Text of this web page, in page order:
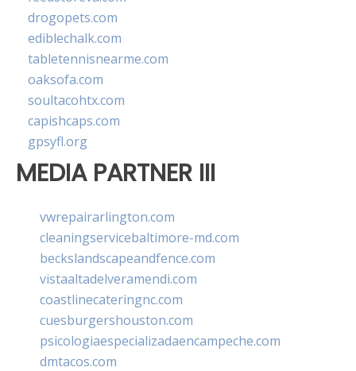
drogopets.com
ediblechalk.com
tabletennisnearme.com
oaksofa.com
soultacohtx.com
capishcaps.com
gpsyfl.org
MEDIA PARTNER III
vwrepairarlington.com
cleaningservicebaltimore-md.com
beckslandscapeandfence.com
vistaaltadelveramendi.com
coastlinecateringnc.com
cuesburgershouston.com
psicologiaespecializadaencampeche.com
dmtacos.com